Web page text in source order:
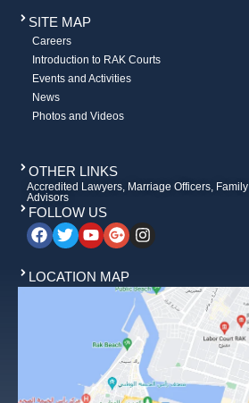
SITE MAP
Careers
Introduction to RAK Courts
Events and Activities
News
Photos and Videos
OTHER LINKS
Accredited Lawyers, Marriage Officers, Family
Advisors
FOLLOW US
LOCATION MAP